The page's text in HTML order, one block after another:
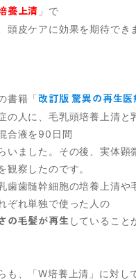
養上清 」で
頭皮ケアに効果を期待でき
書籍「改訂版 驚異の再生医
の人に、毛乳頭培養上清と
合液を90日間
いました。その後、実体顕
観察したのです。
歯歯髄幹細胞の培養上清や
ぞれ単独で使った人の
の毛髪が再生 していること
も、「W培養上清」に対し